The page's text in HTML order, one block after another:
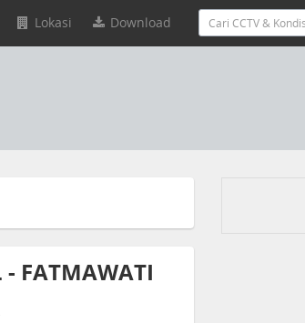
Lokasi Download
- FATMAWATI